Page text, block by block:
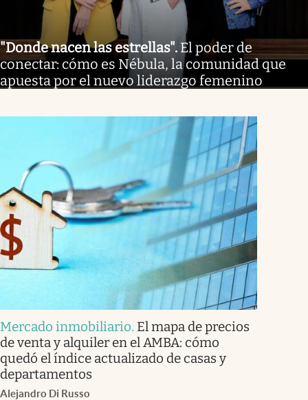
"Donde nacen las estrellas". El poder de
conectar: cómo es Nébula, la comunidad que
apuesta por el nuevo liderazgo femenino
Mercado inmobiliario. El mapa de precios
de venta y alquiler en el AMBA: cómo
quedó el índice actualizado de casas y
departamentos
Alejandro Di Russo